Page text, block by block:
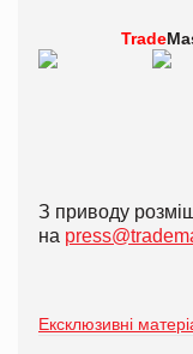
Trade
З приводу
на
Ексклюзивні